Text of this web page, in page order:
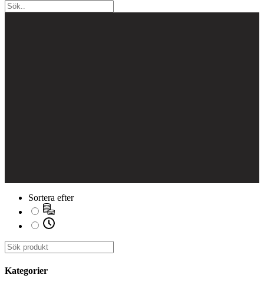
Sortera efter
Kategorier